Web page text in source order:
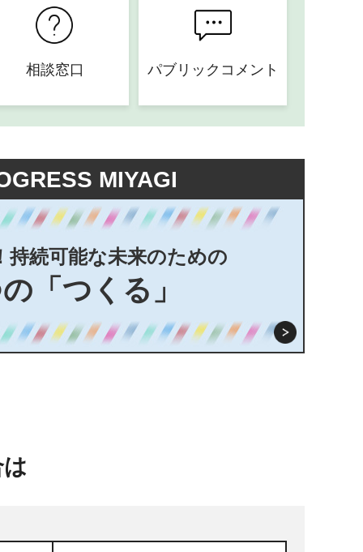
相談窓口 パブリックコメント
MIYAGI
持続可能な未来のための
「つくる」